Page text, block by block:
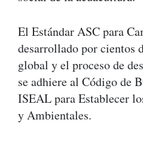
El Estándar ASC para
desarrollado por cientos
global y el proceso de
se adhiere al Código de
ISEAL para Establecer
y Ambientales.